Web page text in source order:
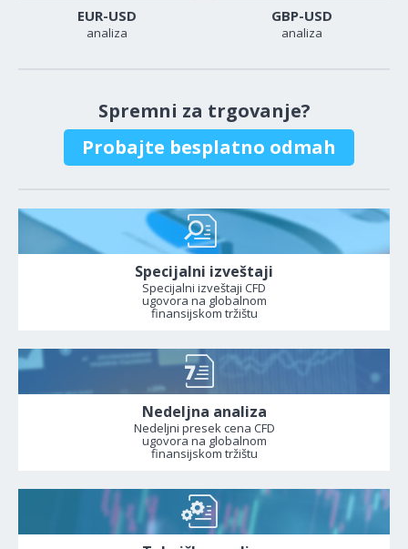
EUR-USD
analiza
GBP-USD
analiza
Spremni za trgovanje?
Probajte besplatno odmah
Specijalni izveštaji
Specijalni izveštaji CFD
ugovora na globalnom
finansijskom tržištu
Nedeljna analiza
Nedeljni presek cena CFD
ugovora na globalnom
finansijskom tržištu